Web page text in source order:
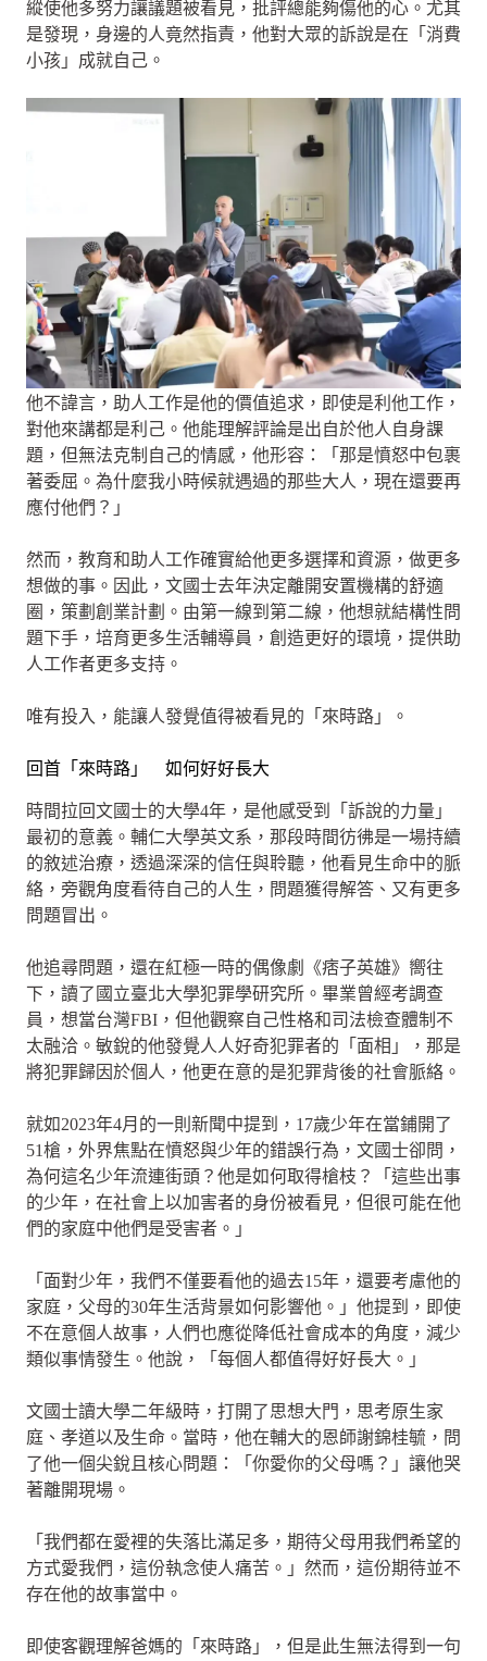
縱使他多努力讓議題被看見，批評總能夠傷他的心。尤其
是發現，身邊的人竟然指責，他對大眾的訴說是在「消費
小孩」成就自己。
他不諱言，助人工作是他的價值追求，即使是利他工作，
對他來講都是利己。他能理解評論是出自於他人自身課
題，但無法克制自己的情感，他形容：「那是憤怒中包裹
著委屈。為什麼我小時候就遇過的那些大人，現在還要再
應付他們？」
然而，教育和助人工作確實給他更多選擇和資源，做更多
想做的事。因此，文國士去年決定離開安置機構的舒適
圈，策劃創業計劃。由第一線到第二線，他想就結構性問
題下手，培育更多生活輔導員，創造更好的環境，提供助
人工作者更多支持。
唯有投入，能讓人發覺值得被看見的「來時路」。
回首「來時路」 如何好好長大
時間拉回文國士的大學4年，是他感受到「訴說的力量」
最初的意義。輔仁大學英文系，那段時間彷彿是一場持續
的敘述治療，透過深深的信任與聆聽，他看見生命中的脈
絡，旁觀角度看待自己的人生，問題獲得解答、又有更多
問題冒出。
他追尋問題，還在紅極一時的偶像劇《痞子英雄》嚮往
下，讀了國立臺北大學犯罪學研究所。畢業曾經考調查
員，想當台灣FBI，但他觀察自己性格和司法檢查體制不
太融洽。敏銳的他發覺人人好奇犯罪者的「面相」，那是
將犯罪歸因於個人，他更在意的是犯罪背後的社會脈絡。
就如2023年4月的一則新聞中提到，17歲少年在當鋪開了
51槍，外界焦點在憤怒與少年的錯誤行為，文國士卻問，
為何這名少年流連街頭？他是如何取得槍枝？「這些出事
的少年，在社會上以加害者的身份被看見，但很可能在他
們的家庭中他們是受害者。」
「面對少年，我們不僅要看他的過去15年，還要考慮他的
家庭，父母的30年生活背景如何影響他。」他提到，即使
不在意個人故事，人們也應從降低社會成本的角度，減少
類似事情發生。他說，「每個人都值得好好長大。」
文國士讀大學二年級時，打開了思想大門，思考原生家
庭、孝道以及生命。當時，他在輔大的恩師謝錦桂毓，問
了他一個尖銳且核心問題：「你愛你的父母嗎？」讓他哭
著離開現場。
「我們都在愛裡的失落比滿足多，期待父母用我們希望的
方式愛我們，這份執念使人痛苦。」然而，這份期待並不
存在他的故事當中。
即使客觀理解爸媽的「來時路」，但是此生無法得到一句